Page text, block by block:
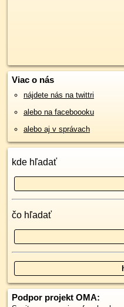
Viac o nás
nájdete nás na twittri
alebo na faceboooku
alebo aj v správach
kde hľadať
čo hľadať
Podpor projekt OMA: